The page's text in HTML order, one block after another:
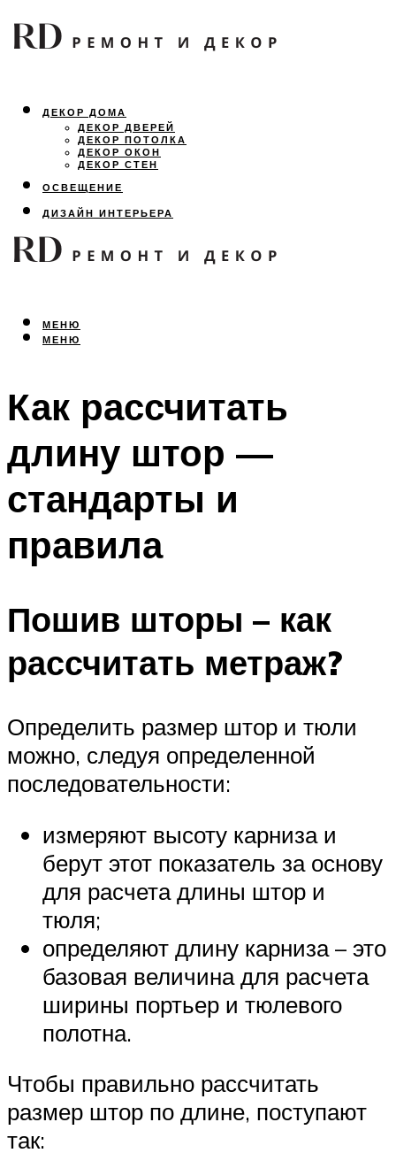
ДЕКОР ДОМА
ДЕКОР ДВЕРЕЙ
ДЕКОР ПОТОЛКА
ДЕКОР ОКОН
ДЕКОР СТЕН
ОСВЕЩЕНИЕ
ДИЗАЙН ИНТЕРЬЕРА
ЛАНДШАФТНЫЙ ДИЗАЙН
ВСЕ ПРО РЕМОНТ
МЕНЮ
МЕНЮ
Как рассчитать
длину штор —
стандарты и
правила
Пошив шторы – как
рассчитать метраж?
Определить размер штор и тюли
можно, следуя определенной
последовательности:
измеряют высоту карниза и
берут этот показатель за основу
для расчета длины штор и
тюля;
определяют длину карниза – это
базовая величина для расчета
ширины портьер и тюлевого
полотна.
Чтобы правильно рассчитать
размер штор по длине, поступают
так: